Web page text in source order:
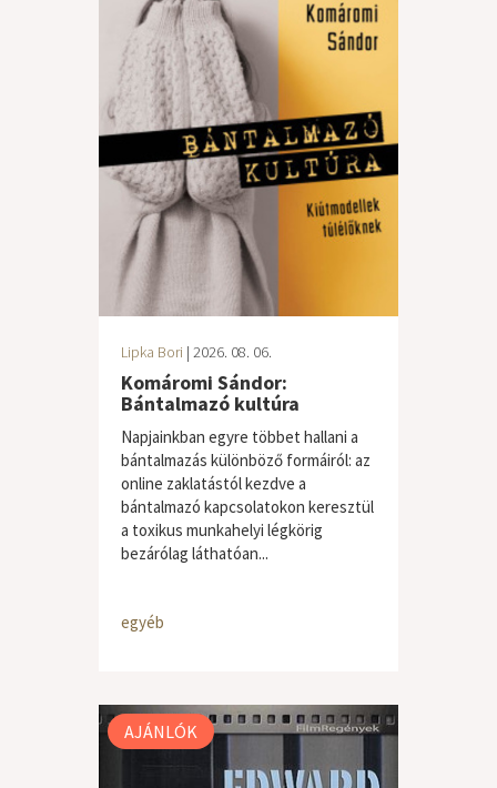
Lipka Bori | 2026. 08. 06.
Komáromi Sándor:
Bántalmazó kultúra
Napjainkban egyre többet hallani a
bántalmazás különböző formáiról: az
online zaklatástól kezdve a
bántalmazó kapcsolatokon keresztül
a toxikus munkahelyi légkörig
bezárólag láthatóan...
egyéb
AJÁNLÓK